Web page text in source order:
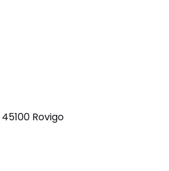
45100 Rovigo